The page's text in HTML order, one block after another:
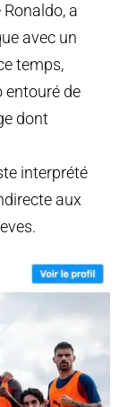
a
avec un
temps,
entouré de
dont
interprété
aux